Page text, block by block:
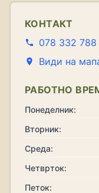
КОНТАКТ
078 332 788
Види на
РАБОТНО
Понеделник:
Вторник:
Среда:
Четврток:
Петок: